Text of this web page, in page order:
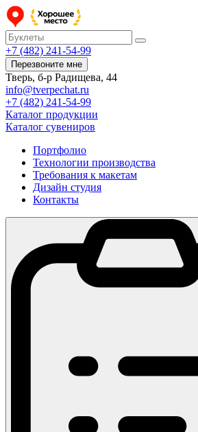
+7 (482) 241-54-99
Перезвоните мне
Тверь, б-р Радищева, 44
info@tverpechat.ru
+7 (482) 241-54-99
Каталог продукции
Каталог сувениров
Портфолио
Технологии производства
Требования к макетам
Дизайн студия
Контакты